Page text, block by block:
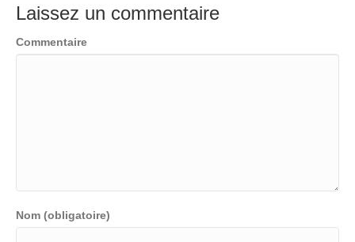
Laissez un commentaire
Commentaire
Nom (obligatoire)